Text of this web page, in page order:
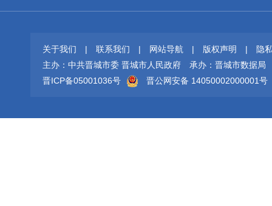
关于我们 | 联系我们 | 网站导航 | 版权声明 |
隐
主办：中共晋城市委 晋城市人民政府
承办：晋城市数据局
晋ICP备05001036号
晋公网安备 14050002000001号